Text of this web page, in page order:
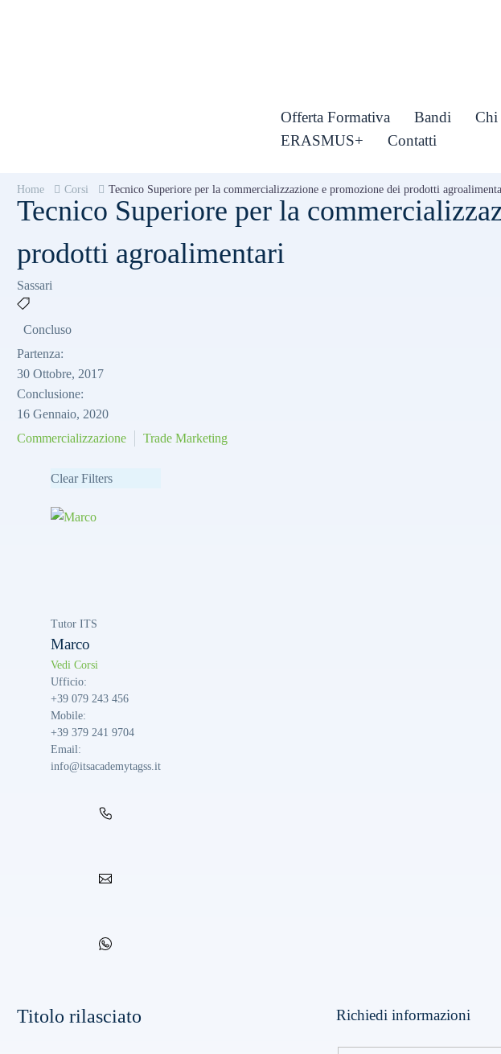
Offerta Formativa Bandi Chi
ERASMUS+
Contatti
Home Corsi Tecnico Superiore per la commercializzazione e promozione dei prodotti
Tecnico Superiore per la
prodotti agroalimentari
Sassari
Concluso
Partenza:
30 Ottobre, 2017
Conclusione:
16 Gennaio, 2020
Commercializzazione
Trade Marketing
Clear Filters
Tutor ITS
Marco
Vedi Corsi
Ufficio:
+39 079 243 456
Mobile:
+39 379 241 9704
Email:
info@itsacademytagss.it
Titolo rilasciato Richiedi informazioni